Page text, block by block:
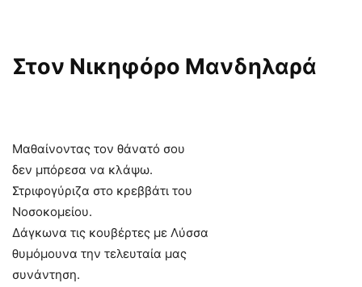
Στον Νικηφόρο Μανδηλαρά
Μαθαίνοντας τον θάνατό σου
δεν μπόρεσα να κλάψω.
Στριφογύριζα στο κρεββάτι του
Νοσοκομείου.
Δάγκωνα τις κουβέρτες με Λύσσα
θυμόμουνα την τελευταία μας
συνάντηση.